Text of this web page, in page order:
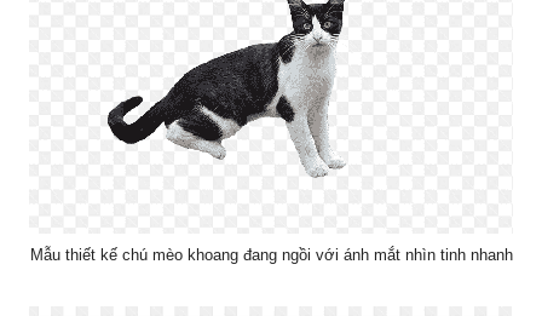
Mẫu thiết kế chú mèo khoang đang ngồi với ánh mắt nhìn tinh nhanh